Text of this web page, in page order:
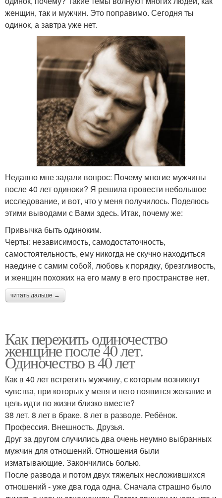
женщин, так и мужчин. Это поправимо. Сегодня ты
одинок, а завтра уже нет.
Недавно мне задали вопрос: Почему многие мужчины
после 40 лет одиноки? Я решила провести небольшое
исследование, и вот, что у меня получилось. Поделюсь
этими выводами с Вами здесь. Итак, почему же:
Привычка быть одиноким.
Черты: независимость, самодостаточность,
самостоятельность, ему никогда не скучно находиться
наедине с самим собой, любовь к порядку, брезгливость,
и женщин похожих на его маму в его пространстве нет.
читать дальше →
Как пережить одиночество
женщине после 40 лет.
Одиночество в 40 лет
Как в 40 лет встретить мужчину, с которым возникнут
чувства, при которых у меня и него появится желание и
цель идти по жизни близко вместе?
38 лет. 8 лет в браке. 8 лет в разводе. Ребёнок.
Профессия. Внешность. Друзья.
Друг за другом случились два очень неумно выбранных
мужчин для отношений. Отношения были
изматывающие. Закончились болью.
После развода и потом двух тяжелых несложившихся
отношений - уже два года одна. Сначала страшно было